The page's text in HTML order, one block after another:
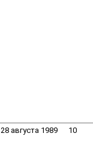
28 августа 1989 10